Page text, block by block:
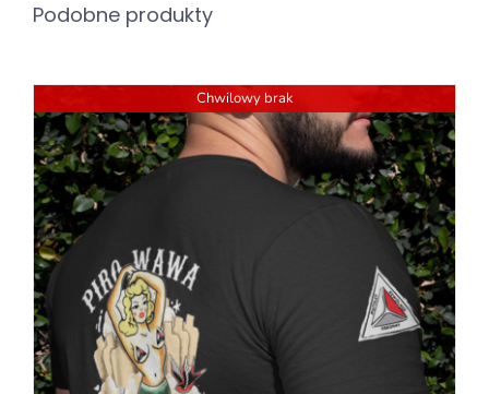
Podobne produkty
Chwilowy brak